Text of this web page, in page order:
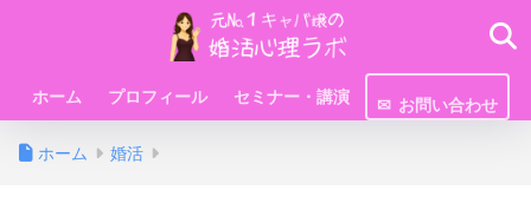
ホーム プロフィール セミナー・講演 お問い合わせ
ホーム 婚活